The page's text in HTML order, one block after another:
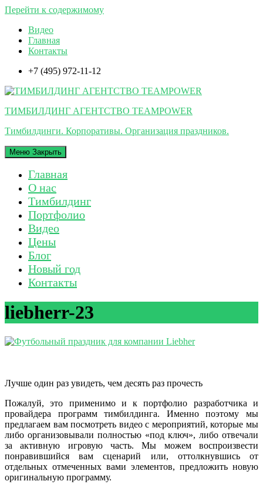
Перейти к содержимому
Видео
Главная
Контакты
+7 (495) 972-11-12
ТИМБИЛДИНГ АГЕНТСТВО TEAMPOWER
Тимбилдинги. Корпоративы. Организация праздников.
Меню Закрыть
Главная
О нас
Тимбилдинг
Портфолио
Видео
Цены
Блог
Новый год
Контакты
liebherr-23
Лучше один раз увидеть, чем десять раз прочесть
Пожалуй, это применимо и к портфолио разработчика и
провайдера программ тимбилдинга. Именно поэтому мы
предлагаем вам посмотреть видео с мероприятий, которые мы
либо организовывали полностью «под ключ», либо отвечали
за активную игровую часть. Мы можем воспроизвести
понравившийся вам сценарий или, оттолкнувшись от
отдельных отмеченных вами элементов, предложить новую
оригинальную программу.